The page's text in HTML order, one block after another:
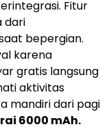
Fitur
dari
bepergian.
karena
gratis langsung
aktivitas
mandiri dari pagi
6000 mAh.